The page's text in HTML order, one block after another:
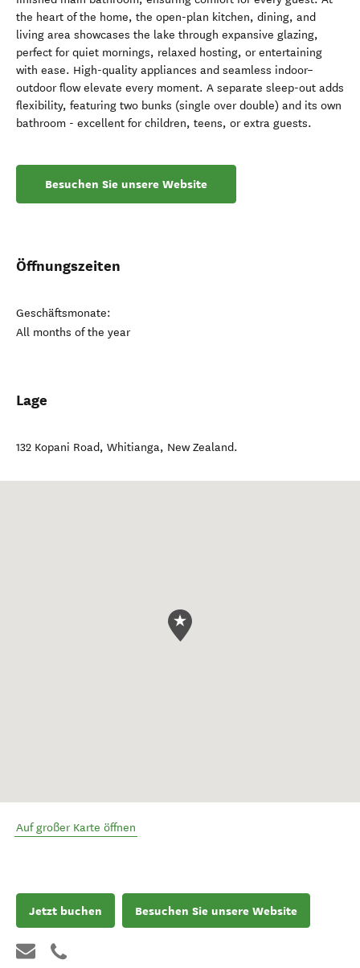
the heart of the home, the open-plan kitchen, dining, and
living area showcases the lake through expansive glazing,
perfect for quiet mornings, relaxed hosting, or entertaining
with ease. High-quality appliances and seamless indoor–
outdoor flow elevate every moment. A separate sleep-out adds
flexibility, featuring two bunks (single over double) and its own
bathroom - excellent for children, teens, or extra guests.
Besuchen Sie unsere Website
Öffnungszeiten
Geschäftsmonate:
All months of the year
Lage
132 Kopani Road, Whitianga, New Zealand.
Auf großer Karte öffnen
Jetzt buchen Besuchen Sie unsere Website